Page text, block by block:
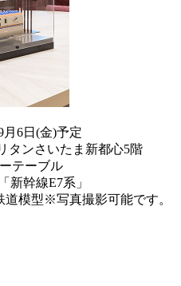
6日(金)予定
タンさいたま新都心5階
テーブル
幹線E7系」
写真撮影可能です。